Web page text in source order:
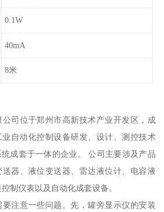
0.1W
40mA
8米
司位于郑州市高新技术产业开发区，成
业自动化控制设备研发、设计、测控技术
成套于一体的企业。 公司主要涉及产品
器、液位变送器、雷达液位计、电容液
制仪表以及自动化成套设备。
注意一些问题。先，罐旁显示仪的安装